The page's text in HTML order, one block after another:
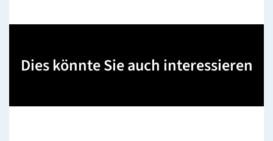
Dies könnte Sie auch interessieren